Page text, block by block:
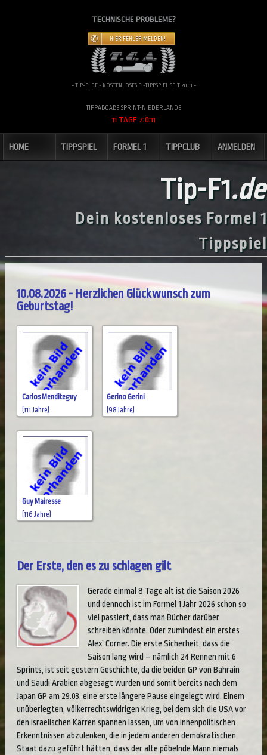
TECHNISCHE PROBLEME?
HIER FEHLER MELDEN!
~ TIP-F1.DE - KOSTENLOSES F1-TIPPSPIEL SEIT 2001 ~
TIPPABGABE SPRINT-NIEDERLANDE
11 TAGE 7:0:10
HOME TIPPSPIEL FORMEL 1 TIPPCLUB ANMELDEN
Tip-F1.de
Dein kostenloses Formel 1
Tippspiel
10.08.2026 - Herzlichen Glückwunsch zum
Geburtstag!
Carlos Menditeguy
(111 Jahre)
Gerino Gerini
(98 Jahre)
Guy Mairesse
(116 Jahre)
Der Erste, den es zu schlagen gilt
Gerade einmal 8 Tage alt ist die Saison 2026
und dennoch ist im Formel 1 Jahr 2026 schon so
viel passiert, dass man Bücher darüber
schreiben könnte. Oder zumindest ein erstes
Alex´ Corner. Die erste Sicherheit, dass die
Saison lang wird – nämlich 24 Rennen mit 6
Sprints, ist seit gestern Geschichte, da die beiden GP von Bahrain
und Saudi Arabien abgesagt wurden und somit bereits nach dem
Japan GP am 29.03. eine erste längere Pause eingelegt wird. Einem
unüberlegten, völkerrechtswidrigen Krieg, bei dem sich die USA vor
den israelischen Karren spannen lassen, um von innenpolitischen
Erkenntnissen abzulenken, die in jedem anderen demokratischen
Staat dazu geführt hätten, dass der alte pöbelnde Mann niemals